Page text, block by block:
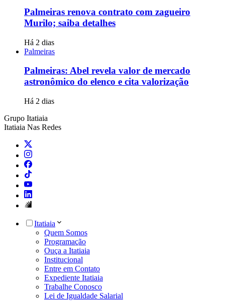
Palmeiras renova contrato com zagueiro
Murilo; saiba detalhes
Há 2 dias
Palmeiras
Palmeiras: Abel revela valor de mercado
astronômico do elenco e cita valorização
Há 2 dias
Grupo Itatiaia
Itatiaia Nas Redes
Itatiaia
Quem Somos
Programação
Ouça a Itatiaia
Institucional
Entre em Contato
Expediente Itatiaia
Trabalhe Conosco
Lei de Igualdade Salarial